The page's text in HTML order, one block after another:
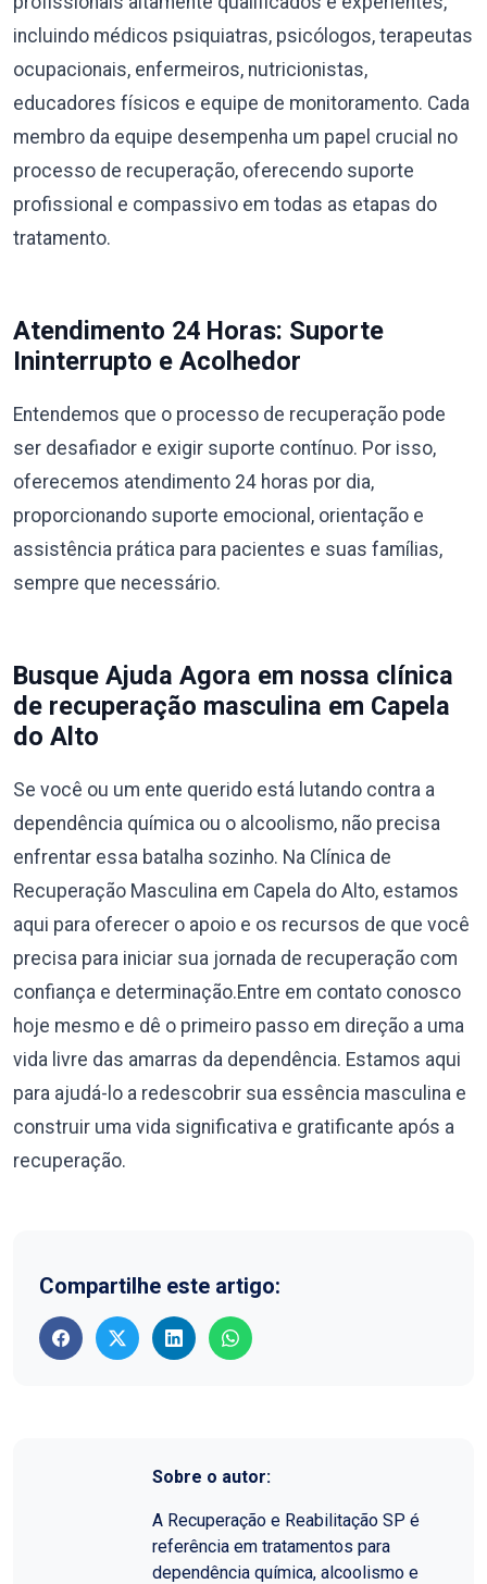
incluindo médicos psiquiatras, psicólogos, terapeutas
ocupacionais, enfermeiros, nutricionistas,
educadores físicos e equipe de monitoramento. Cada
membro da equipe desempenha um papel crucial no
processo de recuperação, oferecendo suporte
profissional e compassivo em todas as etapas do
tratamento.
Atendimento 24 Horas: Suporte
Ininterrupto e Acolhedor
Entendemos que o processo de recuperação pode
ser desafiador e exigir suporte contínuo. Por isso,
oferecemos atendimento 24 horas por dia,
proporcionando suporte emocional, orientação e
assistência prática para pacientes e suas famílias,
sempre que necessário.
Busque Ajuda Agora em nossa clínica
de recuperação masculina em Capela
do Alto
Se você ou um ente querido está lutando contra a
dependência química ou o alcoolismo, não precisa
enfrentar essa batalha sozinho. Na Clínica de
Recuperação Masculina em Capela do Alto, estamos
aqui para oferecer o apoio e os recursos de que você
precisa para iniciar sua jornada de recuperação com
confiança e determinação.Entre em contato conosco
hoje mesmo e dê o primeiro passo em direção a uma
vida livre das amarras da dependência. Estamos aqui
para ajudá-lo a redescobrir sua essência masculina e
construir uma vida significativa e gratificante após a
recuperação.
Compartilhe este artigo:
Sobre o autor:
A Recuperação e Reabilitação SP é
referência em tratamentos para
dependência química, alcoolismo e